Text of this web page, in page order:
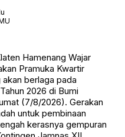
Hamenang Wajar
Pramuka Kwartir
berlaga pada
2026 di Bumi
(7/8/2026). Gerakan
untuk pembinaan
kerasnya gempuran